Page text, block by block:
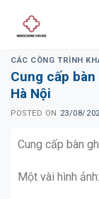
CÁC CÔNG TRÌNH
Cung cấp
Hà Nội
POSTED ON 23/08/
Cung cấp bàn
Một vài hình ảnh: